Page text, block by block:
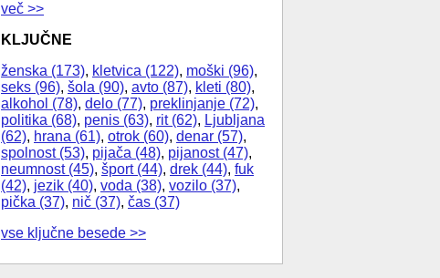
več >>
KLJUČNE
ženska (173), kletvica (122), moški (96),
seks (96), šola (90), avto (87), kleti (80),
alkohol (78), delo (77), preklinjanje (72),
politika (68), penis (63), rit (62), Ljubljana
(62), hrana (61), otrok (60), denar (57),
spolnost (53), pijača (48), pijanost (47),
neumnost (45), šport (44), drek (44), fuk
(42), jezik (40), voda (38), vozilo (37),
pička (37), nič (37), čas (37)
vse ključne besede >>